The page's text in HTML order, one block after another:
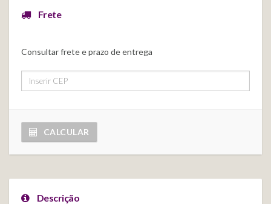
Frete
Consultar frete e prazo de entrega
CALCULAR
Descrição